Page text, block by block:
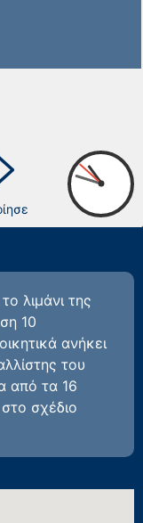
λιμάνι της
10
ανήκει
του
από τα 16
σχέδιο